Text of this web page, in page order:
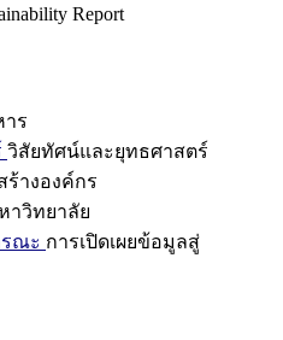
Report
ร
วิสัยทัศน์และยุทธศาสตร์
ร้างองค์กร
าวิทยาลัย
รณะ การเปิดเผยข้อมูลสู่